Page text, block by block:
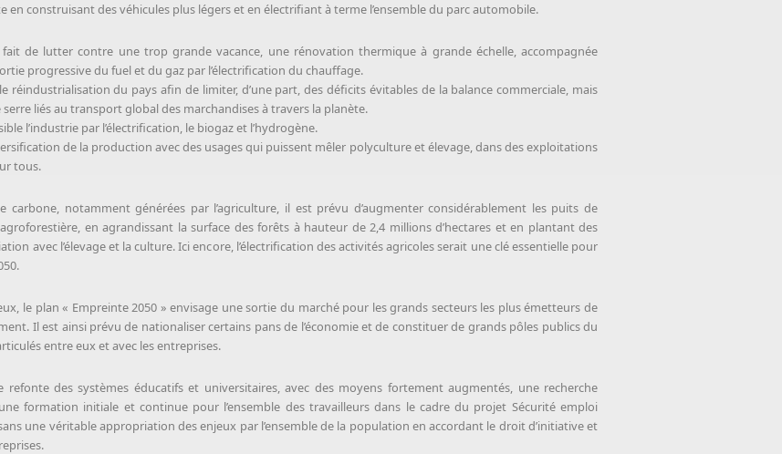
en construisant des véhicules plus légers et en électrifiant à terme l’ensemble du parc automobile.
de lutter contre une trop grande vacance, une rénovation thermique à grande échelle, accompagnée
progressive du fuel et du gaz par l’électrification du chauffage.
réindustrialisation du pays afin de limiter, d’une part, des déficits évitables de la balance commerciale, mais
liés au transport global des marchandises à travers la planète.
l’industrie par l’électrification, le biogaz et l’hydrogène.
de la production avec des usages qui puissent mêler polyculture et élevage, dans des exploitations
tous.
carbone, notamment générées par l’agriculture, il est prévu d’augmenter considérablement les puits de
en agrandissant la surface des forêts à hauteur de 2,4 millions d’hectares et en plantant des
avec l’élevage et la culture. Ici encore, l’électrification des activités agricoles serait une clé essentielle pour
le plan « Empreinte 2050 » envisage une sortie du marché pour les grands secteurs les plus émetteurs de
Il est ainsi prévu de nationaliser certains pans de l’économie et de constituer de grands pôles publics du
entre eux et avec les entreprises.
des systèmes éducatifs et universitaires, avec des moyens fortement augmentés, une recherche
formation initiale et continue pour l’ensemble des travailleurs dans le cadre du projet Sécurité emploi
une véritable appropriation des enjeux par l’ensemble de la population en accordant le droit d’initiative et